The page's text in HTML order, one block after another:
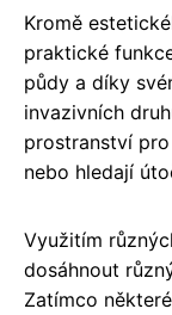
Kromě
praktické
půdy a díky
invazivních
prostranství
nebo hledají
Využitím
dosáhnout
Zatímco